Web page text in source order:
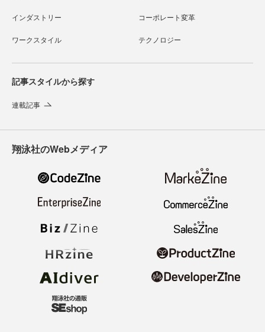
インダストリー コーポレート変革
ワークスタイル テクノロジー
記事スタイルから探す
連載記事
翔泳社のWebメディア